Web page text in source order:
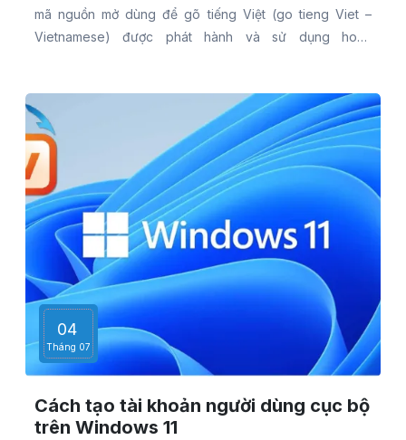
mã nguồn mở dùng để gõ tiếng Việt (go tieng Viet –
Vietnamese) được phát hành và sử dụng hoàn
04
Tháng 07
Cách tạo tài khoản người dùng cục bộ
trên Windows 11